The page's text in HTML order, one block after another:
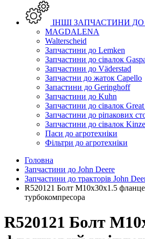
ІНШІ ЗАПЧАСТИНИ
MAGDALENA
Walterscheid
Запчастини до Lemken
Запчастини до сівалок
Запчастини до Väderstad
Запчастни до жаток Capello
Запастини до Geringhoff
Запчастини до Kuhn
Запчастини до сівалок
Запчастини до ріпакових
Запчастини до сівалок Kinze
Паси до агротехніки
Фільтри до агротехніки
Головна
Запчастини до John Deere
Запчастини до тракторів John
R520121 Болт M10х30х1.5
турбокомпресора
R520121 Болт